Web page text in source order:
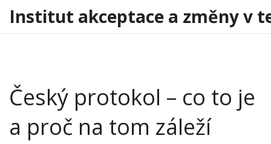
Institut akceptace a změny v
Český protokol – co to je
a proč na tom záleží